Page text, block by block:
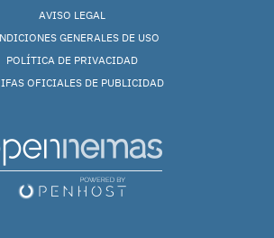
AVISO LEGAL
GENERALES DE USO
POLÍTICA DE PRIVACIDAD
OFICIALES DE PUBLICIDAD